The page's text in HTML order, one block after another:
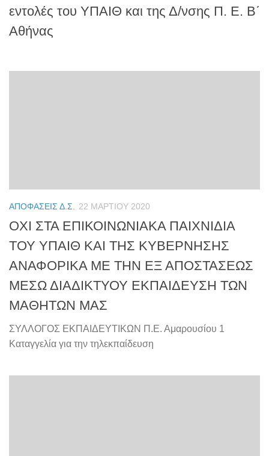
εντολές του ΥΠΑΙΘ και της Δ/νσης Π. Ε. Β΄
Αθήνας
ΑΠΟΦΆΣΕΙΣ Δ.Σ. 22 ΜΑΡΤΊΟΥ 2020
ΟΧΙ ΣΤΑ ΕΠΙΚΟΙΝΩΝΙΑΚΑ ΠΑΙΧΝΙΔΙΑ
ΤΟΥ ΥΠΑΙΘ ΚΑΙ ΤΗΣ ΚΥΒΕΡΝΗΣΗΣ
ΑΝΑΦΟΡΙΚΑ ΜΕ ΤΗΝ ΕΞ ΑΠΟΣΤΑΣΕΩΣ
ΜΕΣΩ ΔΙΑΔΙΚΤΥΟΥ ΕΚΠΑΙΔΕΥΣΗ ΤΩΝ
ΜΑΘΗΤΩΝ ΜΑΣ
ΣΥΛΛΟΓΟΣ ΕΚΠΑΙΔΕΥΤΙΚΩΝ Π.Ε. Αμαρουσίου 1
Καταγγελία για την τηλεκπαίδευση